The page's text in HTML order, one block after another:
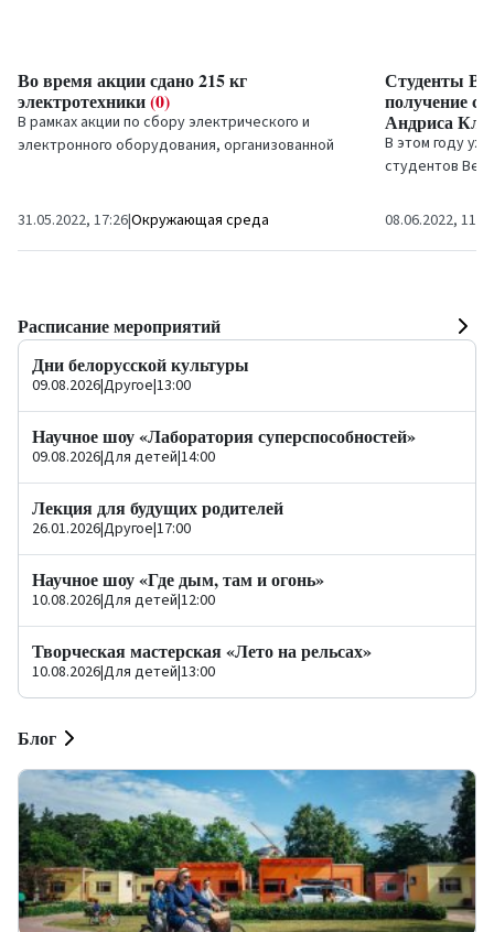
Во время акции сдано 215 кг
электротехники(0)
В рамках акции по сбору электрического и
электронного оборудования, организованной
31.05.2022, 17:26|Окружающая среда
Студенты
получение
Андриса
В этом году
студентов
стипендии
08.06.2022, 11:52
Расписание мероприятий
Дни белорусской культуры
09.08.2026|Другое|13:00
Научное шоу «Лаборатория суперспособностей»
09.08.2026|Для детей|14:00
Лекция для будущих родителей
26.01.2026|Другое|17:00
Научное шоу «Где дым, там и огонь»
10.08.2026|Для детей|12:00
Творческая мастерская «Лето на рельсах»
10.08.2026|Для детей|13:00
Блог